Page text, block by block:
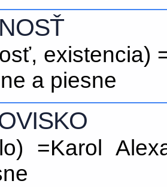
existencia)
a piesne
=Karol